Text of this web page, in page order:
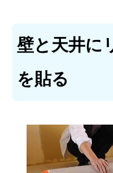
壁と天井に
を貼る